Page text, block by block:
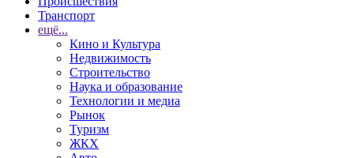
Транспорт
ещё...
Кино и Культура
Недвижимость
Строительство
Наука и образование
Технологии и медиа
Рынок
Туризм
ЖКХ